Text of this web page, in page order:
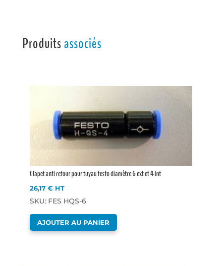
Produitsassociés
Clapet anti retour pour tuyau festo diamètre 6 ext et 4 int
26,17 € HT
SKU: FES HQS-6
AJOUTER AU PANIER